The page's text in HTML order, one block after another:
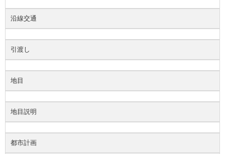
沿線交通
引渡し
地目
地目説明
都市計画